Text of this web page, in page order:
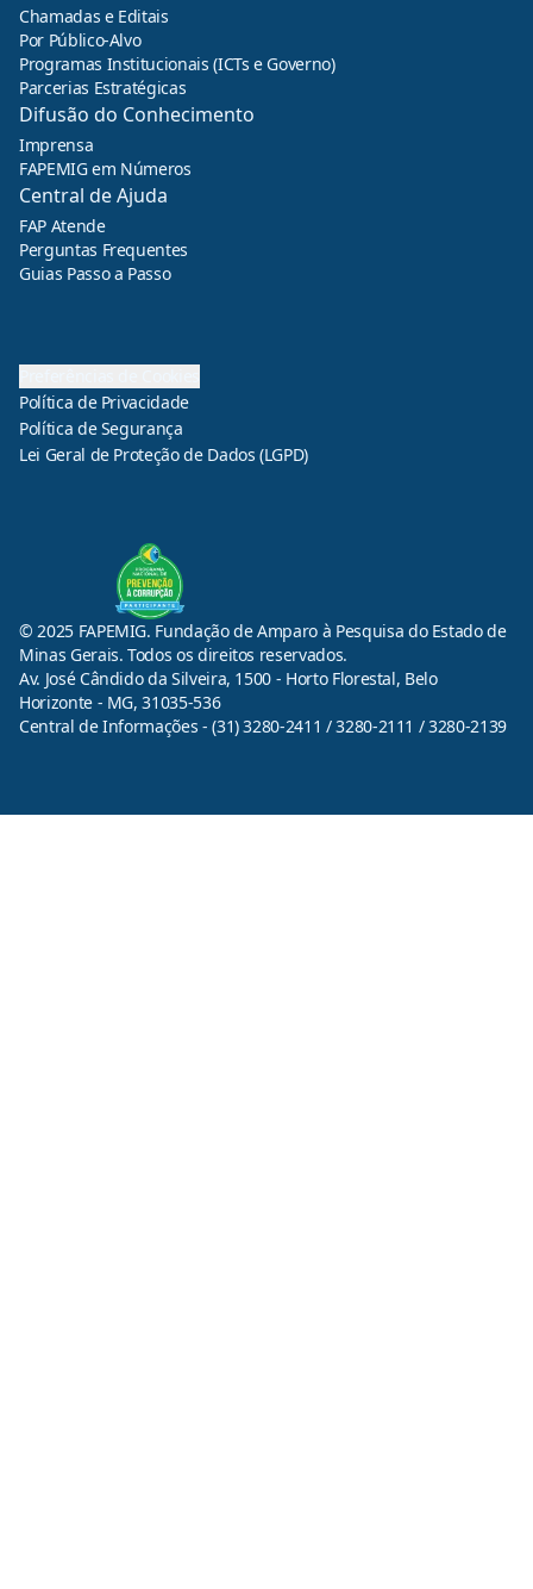
Chamadas e Editais
Por Público-Alvo
Programas Institucionais (ICTs e Governo)
Parcerias Estratégicas
Difusão do Conhecimento
Imprensa
FAPEMIG em Números
Central de Ajuda
FAP Atende
Perguntas Frequentes
Guias Passo a Passo
Política de Privacidade
Política de Segurança
Lei Geral de Proteção de Dados (LGPD)
© 2025 FAPEMIG. Fundação de Amparo à Pesquisa do Estado de
Minas Gerais. Todos os direitos reservados.
Av. José Cândido da Silveira, 1500 - Horto Florestal, Belo
Horizonte - MG, 31035-536
Central de Informações - (31) 3280-2411 / 3280-2111 / 3280-2139